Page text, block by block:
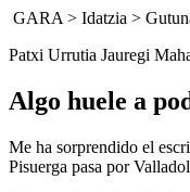
GARA > Idatzia >
Patxi Urrutia Jauregi
Algo huele a
Me ha sorprendido el
Pisuerga pasa por